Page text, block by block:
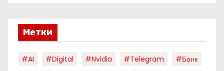
Метки
#AI #digital #nvidia #telegram
#банк